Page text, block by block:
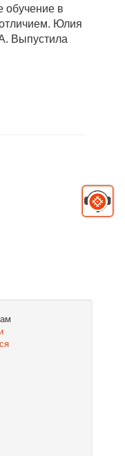
обучение в
Юлия
Выпустила